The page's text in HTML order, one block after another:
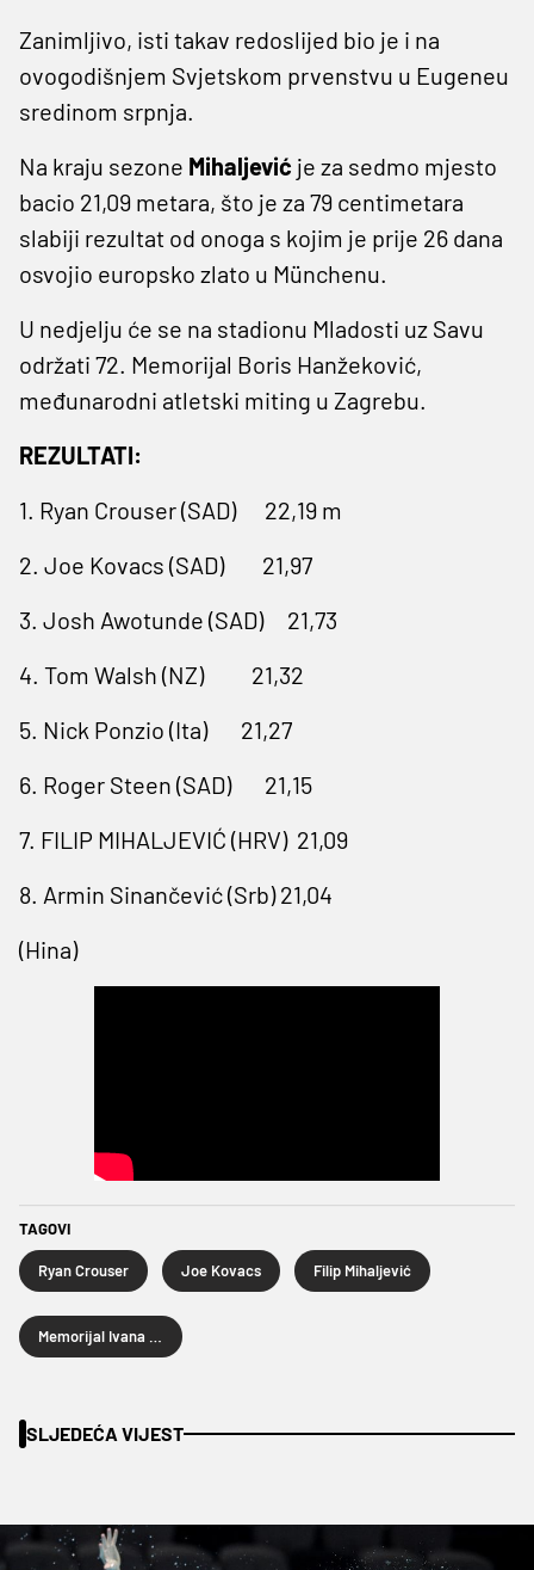
Zanimljivo, isti takav redoslijed bio je i na
ovogodišnjem Svjetskom prvenstvu u Eugeneu
sredinom srpnja.
Na kraju sezone Mihaljević je za sedmo mjesto
bacio 21,09 metara, što je za 79 centimetara
slabiji rezultat od onoga s kojim je prije 26 dana
osvojio europsko zlato u Münchenu.
U nedjelju će se na stadionu Mladosti uz Savu
održati 72. Memorijal Boris Hanžeković,
međunarodni atletski miting u Zagrebu.
REZULTATI:
1. Ryan Crouser (SAD) 22,19 m
2. Joe Kovacs (SAD) 21,97
3. Josh Awotunde (SAD) 21,73
4. Tom Walsh (NZ) 21,32
5. Nick Ponzio (Ita) 21,27
6. Roger Steen (SAD) 21,15
7. FILIP MIHALJEVIĆ (HRV) 21,09
8. Armin Sinančević (Srb) 21,04
(Hina)
TAGOVI
Ryan Crouser Joe Kovacs Filip Mihaljević
SLJEDEĆA VIJEST